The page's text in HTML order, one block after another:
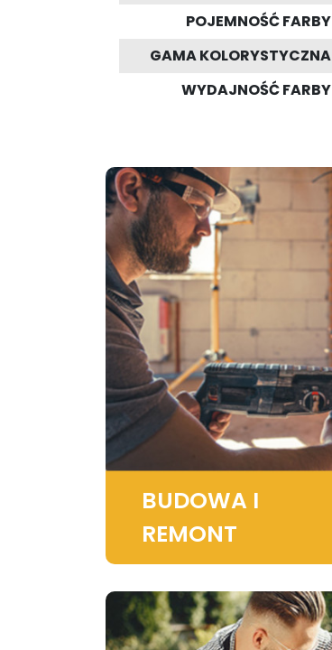
POJEMNOŚĆ FARBY
GAMA KOLORYSTYCZNA
WYDAJNOŚĆ FARBY
BUDOWA I
REMONT